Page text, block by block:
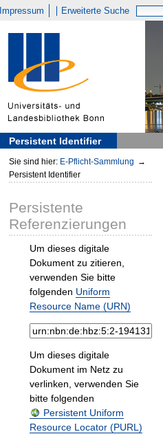
Impressum Erweiterte Suche
Persistent Identifier
Sie sind hier: E-Pflicht-Sammlung →
Persistent Identifier
Persistente
Referenzierungen
Um dieses digitale
Dokument zu zitieren,
verwenden Sie bitte
folgenden Uniform
Resource Name (URN)
Um dieses digitale
Dokument im Netz zu
verlinken, verwenden Sie
bitte folgenden
Persistent Uniform
Resource Locator (PURL)